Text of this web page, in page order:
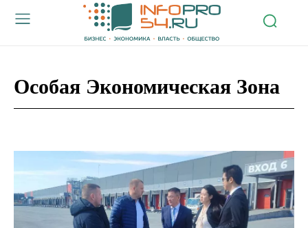
Особая Экономическая Зона